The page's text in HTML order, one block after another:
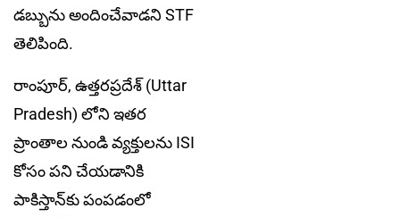
డబ్బును అందించేవాడని STF
తెలిపింది.
రాంపూర్, ఉత్తరప్రదేశ్‌ (Uttar
Pradesh) లోని ఇతర
ప్రాంతాల నుండి వ్యక్తులను ISI
కోసం పని చేయడానికి
పాకిస్తాన్‌కు పంపడంలో